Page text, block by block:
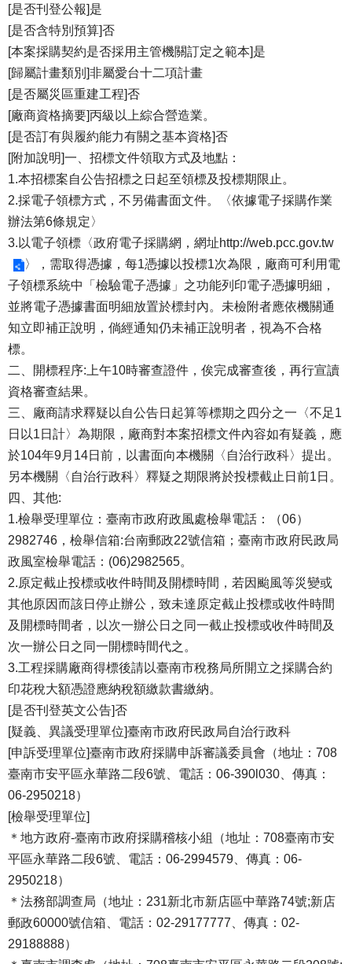
[是否刊登公報]是
[是否含特別預算]否
[本案採購契約是否採用主管機關訂定之範本]是
[歸屬計畫類別]非屬愛台十二項計畫
[是否屬災區重建工程]否
[廠商資格摘要]丙級以上綜合營造業。
[是否訂有與履約能力有關之基本資格]否
[附加說明]一、招標文件領取方式及地點：
1.本招標案自公告招標之日起至領標及投標期限止。
2.採電子領標方式，不另備書面文件。〈依據電子採購作業
辦法第6條規定〉
3.以電子領標〈政府電子採購網，網址http://web.pcc.gov.tw
〉，需取得憑據，每1憑據以投標1次為限，廠商可利用電
子領標系統中「檢驗電子憑據」之功能列印電子憑據明細，
並將電子憑據書面明細放置於標封內。未檢附者應依機關通
知立即補正說明，倘經通知仍未補正說明者，視為不合格
標。
二、開標程序:上午10時審查證件，俟完成審查後，再行宣讀
資格審查結果。
三、廠商請求釋疑以自公告日起算等標期之四分之一〈不足1
日以1日計〉為期限，廠商對本案招標文件內容如有疑義，應
於104年9月14日前，以書面向本機關〈自治行政科〉提出。
另本機關〈自治行政科〉釋疑之期限將於投標截止日前1日。
四、其他:
1.檢舉受理單位：臺南市政府政風處檢舉電話：（06）
2982746，檢舉信箱:台南郵政22號信箱；臺南市政府民政局
政風室檢舉電話：(06)2982565。
2.原定截止投標或收件時間及開標時間，若因颱風等災變或
其他原因而該日停止辦公，致未達原定截止投標或收件時間
及開標時間者，以次一辦公日之同一截止投標或收件時間及
次一辦公日之同一開標時間代之。
3.工程採購廠商得標後請以臺南市稅務局所開立之採購合約
印花稅大額憑證應納稅額繳款書繳納。
[是否刊登英文公告]否
[疑義、異議受理單位]臺南市政府民政局自治行政科
[申訴受理單位]臺南市政府採購申訴審議委員會（地址：708
臺南市安平區永華路二段6號、電話：06-390l030、傳真：
06-2950218）
[檢舉受理單位]
＊地方政府-臺南市政府採購稽核小組（地址：708臺南市安
平區永華路二段6號、電話：06-2994579、傳真：06-
2950218）
＊法務部調查局（地址：231新北市新店區中華路74號;新店
郵政60000號信箱、電話：02-29177777、傳真：02-
29188888）